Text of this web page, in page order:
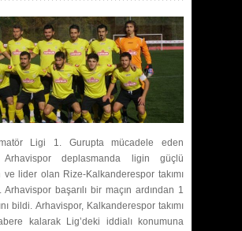
Ligi 1. Gurupta mücadele eden
Arhavispor deplasmanda ligin güçlü
lider olan Rize-Kalkanderespor takımı
Arhavispor başarılı bir maçın ardından 1
bildi. Arhavispor, Kalkanderespor takımı
kalarak Lig’deki iddialı konumuna